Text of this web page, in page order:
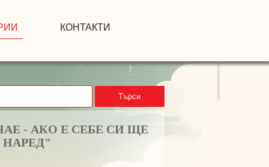
КОНТАКТИ
Търси
- АКО Е СЕБЕ СИ ЩЕ